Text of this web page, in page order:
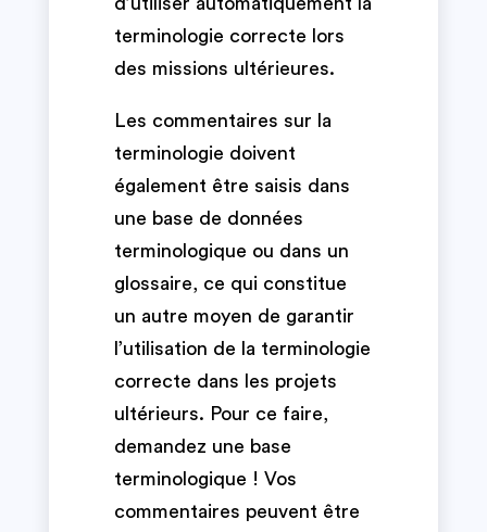
terminologie correcte lors
des missions ultérieures.
Les commentaires sur la
terminologie doivent
également être saisis dans
une base de données
terminologique ou dans un
glossaire, ce qui constitue
un autre moyen de garantir
l’utilisation de la terminologie
correcte dans les projets
ultérieurs. Pour ce faire,
demandez une base
terminologique ! Vos
commentaires peuvent être